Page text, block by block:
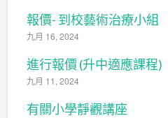
報價- 到校藝術治療小組
九月 16, 2024
進行報價 (升中適應課程)
九月 11, 2024
有關小學靜觀講座